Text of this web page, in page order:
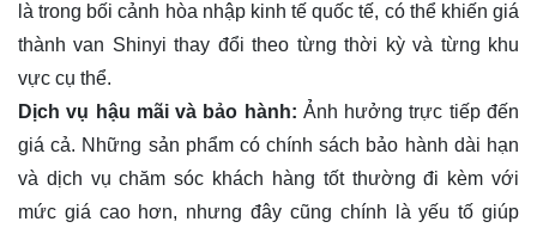
là trong bối cảnh hòa nhập kinh tế quốc tế, có thể khiến giá
thành van Shinyi thay đổi theo từng thời kỳ và từng khu
vực cụ thể.
Dịch vụ hậu mãi và bảo hành: Ảnh hưởng trực tiếp đến
giá cả. Những sản phẩm có chính sách bảo hành dài hạn
và dịch vụ chăm sóc khách hàng tốt thường đi kèm với
mức giá cao hơn, nhưng đây cũng chính là yếu tố giúp